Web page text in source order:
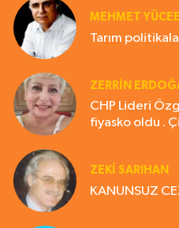
MEHMET
Tarım
ZERRIN
CHP Lideri
fiyasko oldu .
ZEKI SARIHAN
KANUNSUZ